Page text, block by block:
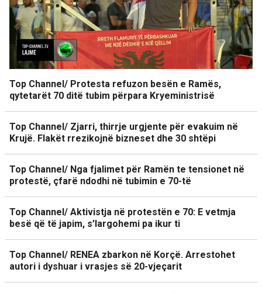
Top Channel/ Protesta refuzon besën e Ramës,
qytetarët 70 ditë tubim përpara Kryeministrisë
Top Channel/ Zjarri, thirrje urgjente për evakuim në
Krujë. Flakët rrezikojnë bizneset dhe 30 shtëpi
Top Channel/ Nga fjalimet për Ramën te tensionet në
protestë, çfarë ndodhi në tubimin e 70-të
Top Channel/ Aktivistja në protestën e 70: E vetmja
besë që të japim, s’largohemi pa ikur ti
Top Channel/ RENEA zbarkon në Korçë. Arrestohet
autori i dyshuar i vrasjes së 20-vjeçarit